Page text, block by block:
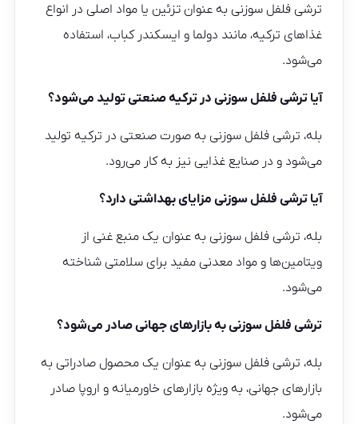
ترشی فلفل سوزنی به عنوان تزئین یا مواد اصلی در انواع
غذاهای ترکیه، مانند دولما و ایسکندر کباب، استفاده
می‌شود.
آیا ترشی فلفل سوزنی در ترکیه صنعتی تولید می‌شود؟
بله، ترشی فلفل سوزنی به صورت صنعتی در ترکیه تولید
می‌شود و در صنایع غذایی نیز به کار می‌رود.
آیا ترشی فلفل سوزنی مزایای بهداشتی دارد؟
بله، ترشی فلفل سوزنی به عنوان یک منبع غنی از
ویتامین‌ها و مواد معدنی مفید برای سلامتی شناخته
می‌شود.
ترشی فلفل سوزنی به بازارهای جهانی صادر می‌شود؟
بله، ترشی فلفل سوزنی به عنوان یک محصول صادراتی به
بازارهای جهانی، به ویژه بازارهای خاورمیانه و اروپا صادر
می‌شود.